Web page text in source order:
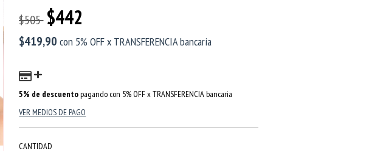
$505 $442
$419,90con 5% OFF x TRANSFERENCIA bancaria
5% de descuentopagando con 5% OFF x TRANSFERENCIA bancaria
VER MEDIOS DE PAGO
CANTIDAD